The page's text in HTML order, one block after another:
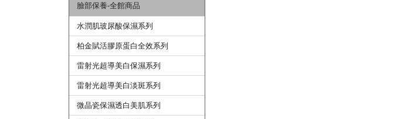
臉部保養-全館商品
水潤肌玻尿酸保濕系列
柏金賦活膠原蛋白全效系列
雷射光超導美白保濕系列
雷射光超導美白淡斑系列
微晶瓷保濕透白美肌系列